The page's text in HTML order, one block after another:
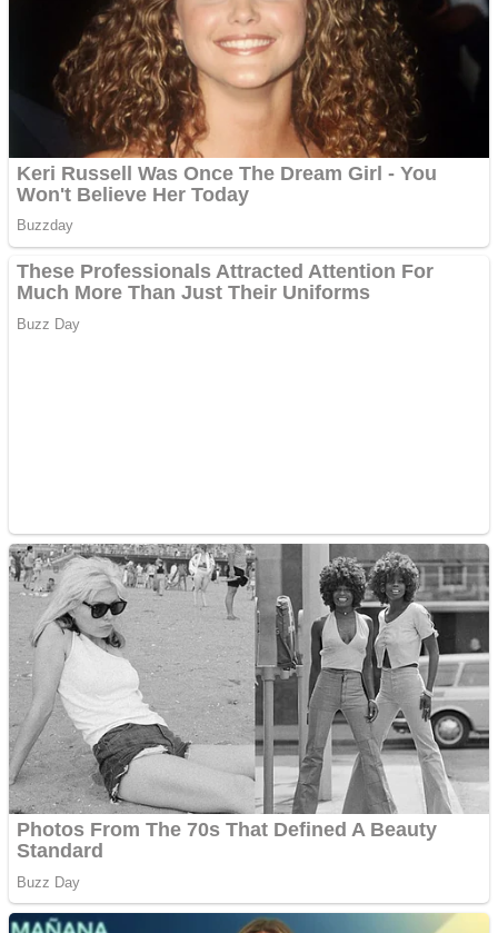
Creez aplicatie
ANDROID pentru siteul
tau
Anuntul tau apare in mai
multe ziare online
Curatare canapele
Bucuresti. Curatare
profesionala